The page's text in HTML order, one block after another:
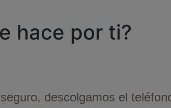
hace por ti?
descolgamos el